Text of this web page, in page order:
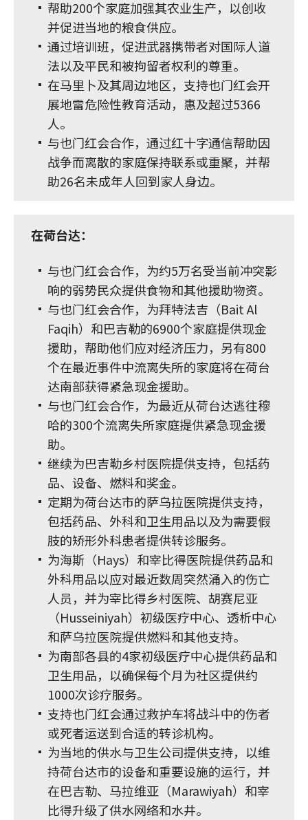
帮助200个家庭加强其农业生产，以创收
并促进当地的粮食供应。
通过培训班，促进武器携带者对国际人道
法以及平民和被拘留者权利的尊重。
在马里卜及其周边地区，支持也门红会开
展地雷危险性教育活动，惠及超过5366
人。
与也门红会合作，通过红十字通信帮助因
战争而离散的家庭保持联系或重聚，并帮
助26名未成年人回到家人身边。
在荷台达：
与也门红会合作，为约5万名受当前冲突影
响的弱势民众提供食物和其他援助物资。
与也门红会合作，为拜特法吉（Bait Al
Faqih）和巴吉勒的6900个家庭提供现金
援助，帮助他们应对经济压力，另有800
个在最近事件中流离失所的家庭将在荷台
达南部获得紧急现金援助。
与也门红会合作，为最近从荷台达逃往穆
哈的300个流离失所家庭提供紧急现金援
助。
继续为巴吉勒乡村医院提供支持，包括药
品、设备、燃料和奖金。
定期为荷台达市的萨乌拉医院提供支持，
包括药品、外科和卫生用品以及为需要假
肢的矫形外科患者提供转诊服务。
为海斯（Hays）和宰比得医院提供药品和
外科用品以应对最近数周突然涌入的伤亡
人员，并为宰比得乡村医院、胡赛尼亚
（Husseiniyah）初级医疗中心、透析中心
和萨乌拉医院提供燃料和其他支持。
为南部各县的4家初级医疗中心提供药品和
卫生用品，以确保每个月为社区提供约
1000次诊疗服务。
支持也门红会通过救护车将战斗中的伤者
或死者运送到合适的转诊机构。
为当地的供水与卫生公司提供支持，以维
持荷台达市的设备和重要设施的运行，并
在巴吉勒、马拉维亚（Marawiyah）和宰
比得升级了供水网络和水井。